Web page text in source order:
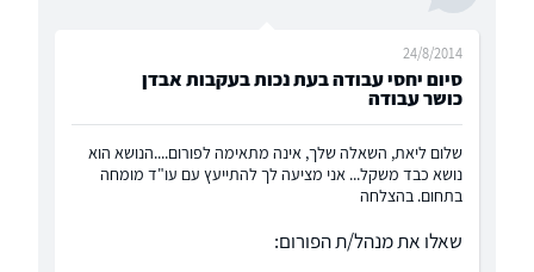
סיום יחסי עבודה בעת נכות בעקבות אבדן
כושר עבודה
24/8/2014
שלום ליאת, השאלה שלך, אינה מתאימה לפורום....הנושא הוא
נושא כבד משקל... אני מציעה לך להתייעץ עם עו"ד מומחה
בתחום. בהצלחה
שאלו את מנהל/ת הפורום: